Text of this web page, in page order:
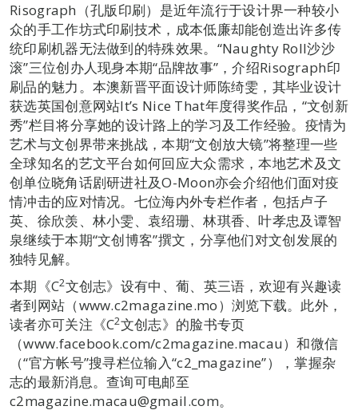
Risograph（孔版印刷）是近年流行于设计界一种较小
众的手工作坊式印刷技术，成本低廉却能创造出许多传
统印刷机器无法做到的特殊效果。“Naughty Roll沙沙
滚”三位创办人现身本期“品牌故事”，介绍Risograph印
刷品的魅力。本澳新晋平面设计师陈绮雯，其毕业设计
获选英国创意网站It’s Nice That年度得奖作品，“文创新
秀”栏目将分享她的设计路上的学习及工作经验。疫情为
艺术与文创界带来挑战，本期“文创放大镜”将整理一些
全球知名的艺文平台如何回应大众需求，本地艺术及文
创单位晓角话剧研进社及O-Moon亦会介绍他们面对疫
情冲击的应对情况。七位海内外专栏作者，包括卢子
英、徐欣羡、林小雯、袁绍珊、林琪香、叶孝忠及谭智
泉继续于本期“文创博客”撰文，分享他们对文创发展的
独特见解。
本期《C2文创志》设有中、葡、英三语，欢迎有兴趣读
者到网站（www.c2magazine.mo）浏览下载。此外，
读者亦可关注《C2文创志》的脸书专页
（www.facebook.com/c2magazine.macau）和微信
（“官方帐号”搜寻栏位输入“c2_magazine”），掌握杂
志的最新消息。查询可电邮至
c2magazine.macau@gmail.com。